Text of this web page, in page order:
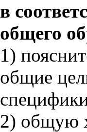
в
общего
1)
общие
2) общую